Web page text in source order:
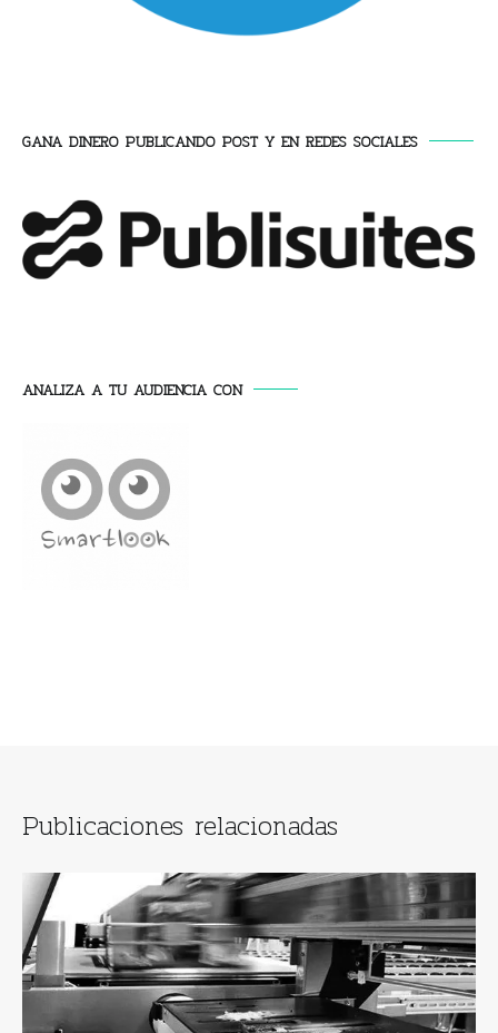
GANA DINERO PUBLICANDO POST Y EN REDES SOCIALES
ANALIZA A TU AUDIENCIA CON
Publicaciones relacionadas